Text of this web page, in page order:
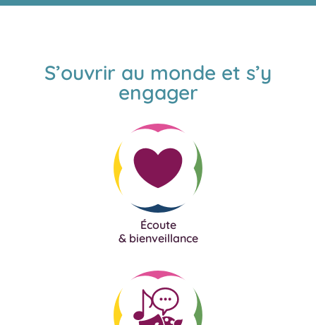
S’ouvrir au monde et s’y
engager
Écoute
& bienveillance